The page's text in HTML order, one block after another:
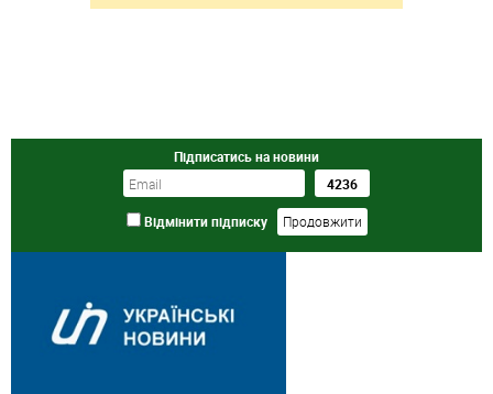
Підписатись на новини
Відмінити підписку